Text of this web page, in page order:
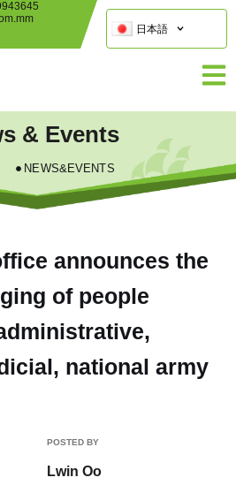
日本語
& Events
NEWS&EVENTS
announces the
of people
national army
POSTED BY
Lwin Oo